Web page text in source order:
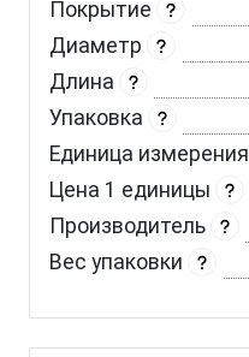
Покрытие
Диаметр
Длина
Упаковка
Единица измерения
Цена 1 единицы
Производитель
Вес упаковки